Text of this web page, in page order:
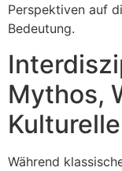
Perspektiven auf
Bedeutung.
Mythos,
Während